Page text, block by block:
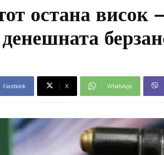
остана висок
Facebook X WhatsApp